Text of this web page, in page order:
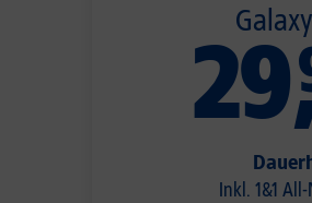
29
Inkl. 1&1